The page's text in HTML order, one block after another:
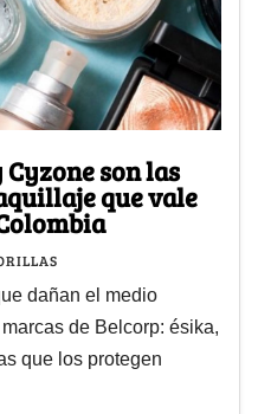
Cyzone son las
que vale
dañan el medio
de Belcorp: ésika,
que los protegen